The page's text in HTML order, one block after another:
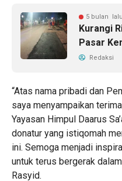
5 bulan lalu
Kurangi
Pasar
Redaksi
“Atas nama pribadi dan
saya menyampaikan
Yayasan Himpul Daarus
donatur yang istiqomah
ini. Semoga menjadi
untuk terus bergerak
Rasyid.